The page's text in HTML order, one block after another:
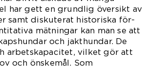
har gett en grundlig översikt av
samt diskuterat historiska för-
mätningar kan man se att
och jakthundar. De
arbetskapacitet, vilket gör att
och önskemål. Som